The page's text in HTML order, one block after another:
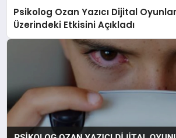
MAGAZIN
SPOR
Psikolog Ozan Yazıcı Dijital
Üzerindeki Etkisini Açıkladı